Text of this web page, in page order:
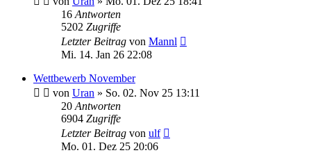
16 Antworten
5202 Zugriffe
Letzter Beitrag von Mannl
Mi. 14. Jan 26 22:08
Wettbewerb November
von Uran » So. 02. Nov 25 13:11
20 Antworten
6904 Zugriffe
Letzter Beitrag von ulf
Mo. 01. Dez 25 20:06